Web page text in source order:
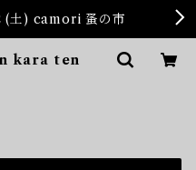
(土) camori 蚤の市
kara ten